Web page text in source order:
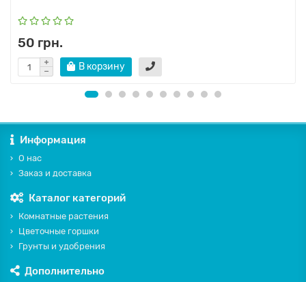
50 грн.
В корзину
Информация
О нас
Заказ и доставка
Каталог категорий
Комнатные растения
Цветочные горшки
Грунты и удобрения
Дополнительно